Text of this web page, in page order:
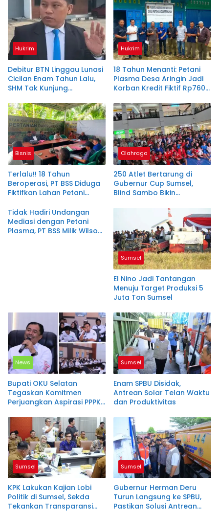
Hukrim
Debitur BTN Linggau Lunasi
Cicilan Enam Tahun Lalu,
SHM Tak Kunjung
Hukrim
18 Tahun Menanti: Petani
Plasma Desa Aringin Jadi
Korban Kredit Fiktif Rp760
Bisnis
Terlalu!! 18 Tahun
Beroperasi, PT BSS Diduga
Fiktifkan Lahan Petani
Olahraga
250 Atlet Bertarung di
Gubernur Cup Sumsel,
Blind Sambo Bikin
Tidak Hadiri Undangan
Mediasi dengan Petani
Plasma, PT BSS Milik Wilson
Sumsel
El Nino Jadi Tantangan
Menuju Target Produksi 5
Juta Ton Sumsel
News
Bupati OKU Selatan
Tegaskan Komitmen
Perjuangkan Aspirasi PPPK
Berpedoman pada
Regulasi dan Kemampuan
Daerah
Sumsel
Enam SPBU Disidak,
Antrean Solar Telan Waktu
dan Produktivitas
Sumsel
KPK Lakukan Kajian Lobi
Politik di Sumsel, Sekda
Tekankan Transparansi
Sumsel
Gubernur Herman Deru
Turun Langsung ke SPBU,
Pastikan Solusi Antrean